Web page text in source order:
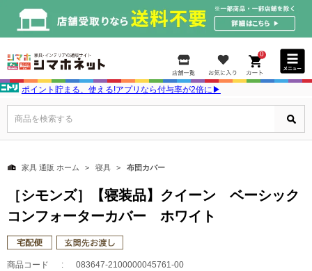
0
ポイント貯まる、使える!アプリなら付与率が2倍に▶
商品を検索する
家具 通販 ホーム 寝具 布団カバー
［シモンズ］【寝装品】クイーン ベーシック
コンフォーターカバー ホワイト
商品コード 083647-2100000045761-00